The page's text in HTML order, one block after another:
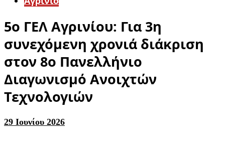
5ο ΓΕΛ Αγρινίου: Για 3η
συνεχόμενη χρονιά διάκριση
στον 8ο Πανελλήνιο
Διαγωνισμό Ανοιχτών
Τεχνολογιών
29 Ιουνίου 2026